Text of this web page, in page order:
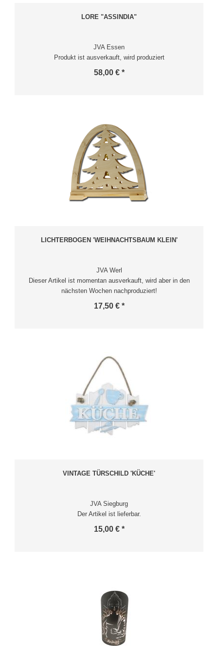
LORE "ASSINDIA"
JVA Essen
Produkt ist ausverkauft, wird produziert
58,00 € *
LICHTERBOGEN 'WEIHNACHTSBAUM KLEIN'
JVA Werl
Dieser Artikel ist momentan ausverkauft, wird aber in den
nächsten Wochen nachproduziert!
17,50 € *
VINTAGE TÜRSCHILD 'KÜCHE'
JVA Siegburg
Der Artikel ist lieferbar.
15,00 € *